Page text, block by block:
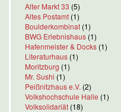
Alter Markt 33 (5)
Altes Postamt (1)
Boulderkombinat (1)
BWG Erlebnishaus (1)
Hafenmeister & Docks (1)
Literaturhaus (1)
Moritzburg (1)
Mr. Sushi (1)
Peißnitzhaus e.V. (2)
Volkshochschule Halle (1)
Volksolidariät (18)